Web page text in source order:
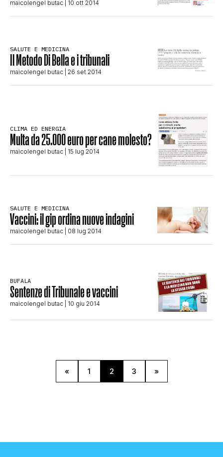
CONTATTI
maicolengel butac | 10 ott 2014
SALUTE E MEDICINA
Il Metodo Di Bella e i tribunali
maicolengel butac | 26 set 2014
CLIMA ED ENERGIA
Multa da 25.000 euro per cane molesto?
maicolengel butac | 15 lug 2014
SALUTE E MEDICINA
Vaccini: il gip ordina nuove indagini
maicolengel butac | 08 lug 2014
BUFALA
Sentenze di Tribunale e vaccini
maicolengel butac | 10 giu 2014
« 1 2 3 »